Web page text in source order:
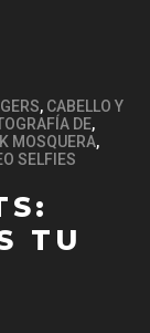
, CABELLO Y
DE,
MOSQUERA,
SELFIES
TU